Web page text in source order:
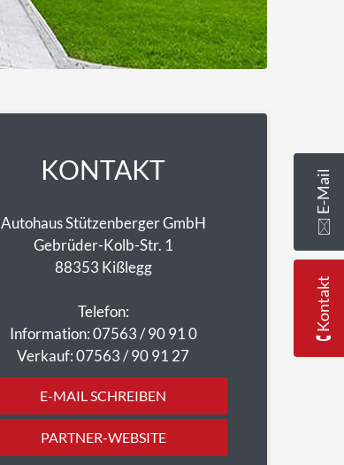
🕻 Kontakt
🖂 E-Mail
KONTAKT
Autohaus Stützenberger GmbH
Gebrüder-Kolb-Str. 1
88353 Kißlegg
Telefon:
Information: 07563 / 90 91 0
Verkauf: 07563 / 90 91 27
E-MAIL SCHREIBEN
PARTNER-WEBSITE